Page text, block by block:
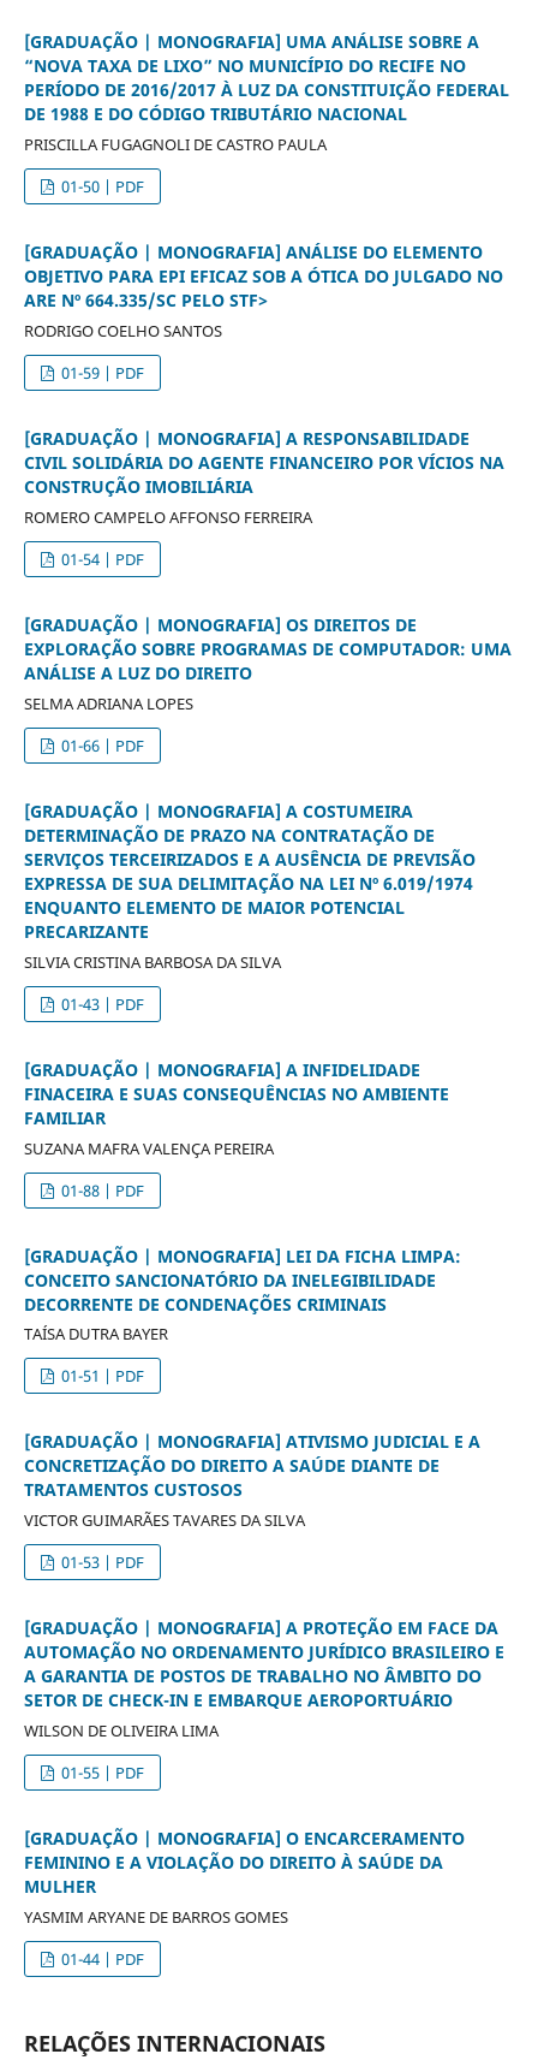
[GRADUAÇÃO | MONOGRAFIA] UMA ANÁLISE SOBRE A
“NOVA TAXA DE LIXO” NO MUNICÍPIO DO RECIFE NO
PERÍODO DE 2016/2017 À LUZ DA CONSTITUIÇÃO FEDERAL
DE 1988 E DO CÓDIGO TRIBUTÁRIO NACIONAL
PRISCILLA FUGAGNOLI DE CASTRO PAULA
01-50 | PDF
[GRADUAÇÃO | MONOGRAFIA] ANÁLISE DO ELEMENTO
OBJETIVO PARA EPI EFICAZ SOB A ÓTICA DO JULGADO NO
ARE Nº 664.335/SC PELO STF>
RODRIGO COELHO SANTOS
01-59 | PDF
[GRADUAÇÃO | MONOGRAFIA] A RESPONSABILIDADE
CIVIL SOLIDÁRIA DO AGENTE FINANCEIRO POR VÍCIOS NA
CONSTRUÇÃO IMOBILIÁRIA
ROMERO CAMPELO AFFONSO FERREIRA
01-54 | PDF
[GRADUAÇÃO | MONOGRAFIA] OS DIREITOS DE
EXPLORAÇÃO SOBRE PROGRAMAS DE COMPUTADOR: UMA
ANÁLISE A LUZ DO DIREITO
SELMA ADRIANA LOPES
01-66 | PDF
[GRADUAÇÃO | MONOGRAFIA] A COSTUMEIRA
DETERMINAÇÃO DE PRAZO NA CONTRATAÇÃO DE
SERVIÇOS TERCEIRIZADOS E A AUSÊNCIA DE PREVISÃO
EXPRESSA DE SUA DELIMITAÇÃO NA LEI Nº 6.019/1974
ENQUANTO ELEMENTO DE MAIOR POTENCIAL
PRECARIZANTE
SILVIA CRISTINA BARBOSA DA SILVA
01-43 | PDF
[GRADUAÇÃO | MONOGRAFIA] A INFIDELIDADE
FINACEIRA E SUAS CONSEQUÊNCIAS NO AMBIENTE
FAMILIAR
SUZANA MAFRA VALENÇA PEREIRA
01-88 | PDF
[GRADUAÇÃO | MONOGRAFIA] LEI DA FICHA LIMPA:
CONCEITO SANCIONATÓRIO DA INELEGIBILIDADE
DECORRENTE DE CONDENAÇÕES CRIMINAIS
TAÍSA DUTRA BAYER
01-51 | PDF
[GRADUAÇÃO | MONOGRAFIA] ATIVISMO JUDICIAL E A
CONCRETIZAÇÃO DO DIREITO A SAÚDE DIANTE DE
TRATAMENTOS CUSTOSOS
VICTOR GUIMARÃES TAVARES DA SILVA
01-53 | PDF
[GRADUAÇÃO | MONOGRAFIA] A PROTEÇÃO EM FACE DA
AUTOMAÇÃO NO ORDENAMENTO JURÍDICO BRASILEIRO E
A GARANTIA DE POSTOS DE TRABALHO NO ÂMBITO DO
SETOR DE CHECK-IN E EMBARQUE AEROPORTUÁRIO
WILSON DE OLIVEIRA LIMA
01-55 | PDF
[GRADUAÇÃO | MONOGRAFIA] O ENCARCERAMENTO
FEMININO E A VIOLAÇÃO DO DIREITO À SAÚDE DA
MULHER
YASMIM ARYANE DE BARROS GOMES
01-44 | PDF
RELAÇÕES INTERNACIONAIS